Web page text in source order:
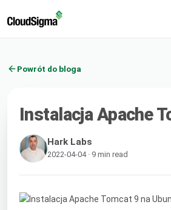
Powrót do bloga
Instalacja Apache
Hark Labs
2022-04-04 · 9 min read